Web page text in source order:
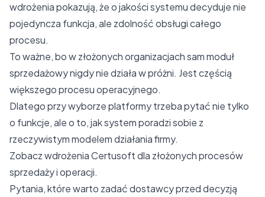
wdrożenia pokazują, że o jakości systemu decyduje nie
pojedyncza funkcja, ale zdolność obsługi całego
procesu.
To ważne, bo w złożonych organizacjach sam moduł
sprzedażowy nigdy nie działa w próżni. Jest częścią
większego procesu operacyjnego.
Dlatego przy wyborze platformy trzeba pytać nie tylko
o funkcje, ale o to, jak system poradzi sobie z
rzeczywistym modelem działania firmy.
Zobaczwdrożenia Certusoft dla złożonych procesów
sprzedaży i operacji.
Pytania, które warto zadać dostawcy przed decyzją